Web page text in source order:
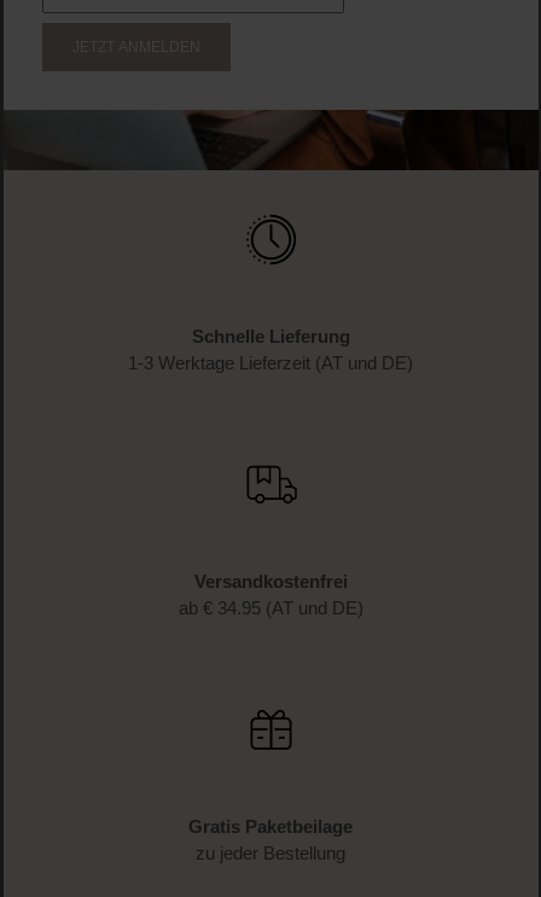
JETZT ANMELDEN
Schnelle Lieferung
1-3 Werktage Lieferzeit (AT und DE)
Versandkostenfrei
ab € 34.95 (AT und DE)
Gratis Paketbeilage
zu jeder Bestellung